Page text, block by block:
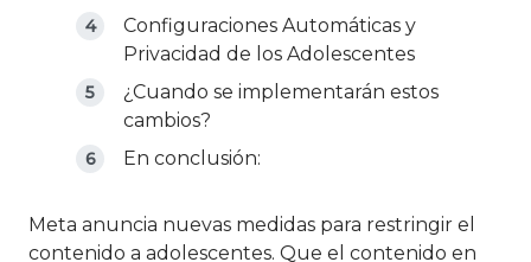
Configuraciones Automáticas y
Privacidad de los Adolescentes
¿Cuando se implementarán estos
cambios?
En conclusión:
Meta anuncia nuevas medidas para restringir el
contenido a adolescentes. Que el contenido en